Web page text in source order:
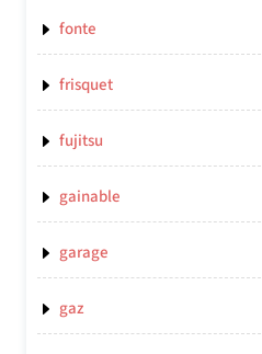
fonte
frisquet
fujitsu
gainable
garage
gaz